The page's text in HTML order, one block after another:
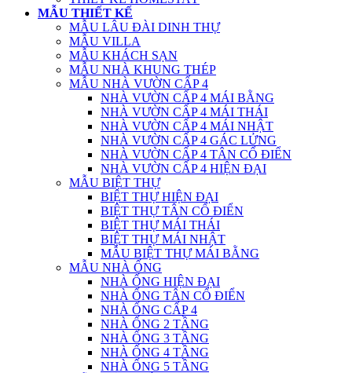
MẪU THIẾT KẾ
MẪU LÂU ĐÀI DINH THỰ
MẪU VILLA
MẪU KHÁCH SẠN
MẪU NHÀ KHUNG THÉP
MẪU NHÀ VƯỜN CẤP 4
NHÀ VƯỜN CẤP 4 MÁI BẰNG
NHÀ VƯỜN CẤP 4 MÁI THÁI
NHÀ VƯỜN CẤP 4 MÁI NHẬT
NHÀ VƯỜN CẤP 4 GÁC LỬNG
NHÀ VƯỜN CẤP 4 TÂN CỔ ĐIỂN
NHÀ VƯỜN CẤP 4 HIỆN ĐẠI
MẪU BIỆT THỰ
BIỆT THỰ HIỆN ĐẠI
BIỆT THỰ TÂN CỔ ĐIỂN
BIỆT THỰ MÁI THÁI
BIỆT THỰ MÁI NHẬT
MẪU BIỆT THỰ MÁI BẰNG
MẪU NHÀ ỐNG
NHÀ ỐNG HIỆN ĐẠI
NHÀ ỐNG TÂN CỔ ĐIỂN
NHÀ ỐNG CẤP 4
NHÀ ỐNG 2 TẦNG
NHÀ ỐNG 3 TẦNG
NHÀ ỐNG 4 TẦNG
NHÀ ỐNG 5 TẦNG